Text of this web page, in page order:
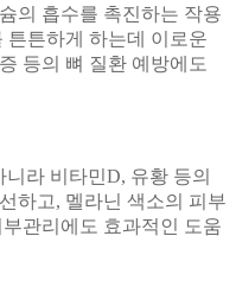
의 흡수를 촉진하는 작용
튼튼하게 하는데 이로운
등의 뼈 질환 예방에도
라 비타민D, 유황 등의
하고, 멜라닌 색소의 피부
관리에도 효과적인 도움